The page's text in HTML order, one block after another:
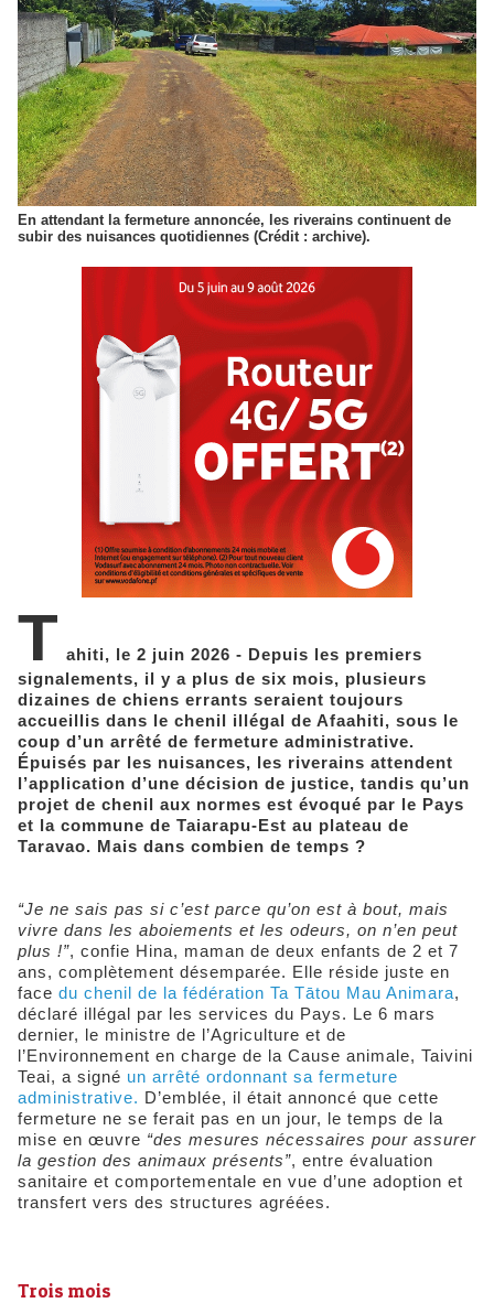
En attendant la fermeture annoncée, les riverains continuent de
subir des nuisances quotidiennes (Crédit : archive).
T ahiti, le 2 juin 2026 - Depuis les premiers
signalements, il y a plus de six mois, plusieurs
dizaines de chiens errants seraient toujours
accueillis dans le chenil illégal de Afaahiti, sous le
coup d’un arrêté de fermeture administrative.
Épuisés par les nuisances, les riverains attendent
l’application d’une décision de justice, tandis qu’un
projet de chenil aux normes est évoqué par le Pays
et la commune de Taiarapu-Est au plateau de
Taravao. Mais dans combien de temps ?
“Je ne sais pas si c’est parce qu’on est à bout, mais
vivre dans les aboiements et les odeurs, on n’en peut
plus !”, confie Hina, maman de deux enfants de 2 et 7
ans, complètement désemparée. Elle réside juste en
face du chenil de la fédération Ta Tātou Mau Animara,
déclaré illégal par les services du Pays. Le 6 mars
dernier, le ministre de l’Agriculture et de
l’Environnement en charge de la Cause animale, Taivini
Teai, a signé un arrêté ordonnant sa fermeture
administrative. D’emblée, il était annoncé que cette
fermeture ne se ferait pas en un jour, le temps de la
mise en œuvre “des mesures nécessaires pour assurer
la gestion des animaux présents”, entre évaluation
sanitaire et comportementale en vue d’une adoption et
transfert vers des structures agréées.
Trois mois